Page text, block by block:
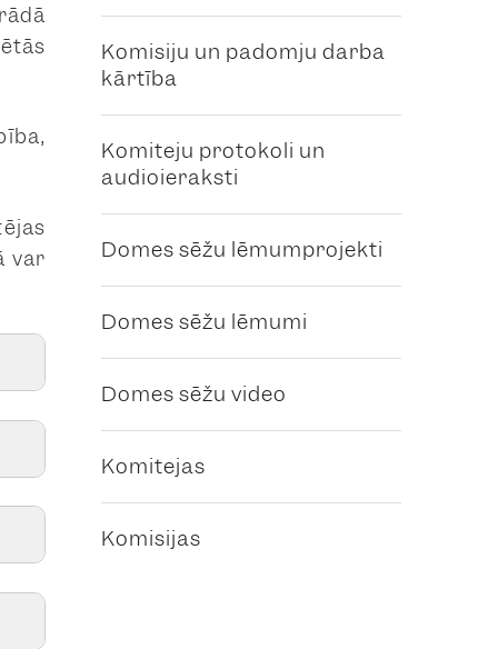
var
Komisiju un padomju darba
kārtība
Komiteju protokoli un
audioieraksti
Domes sēžu lēmumprojekti
Domes sēžu lēmumi
Domes sēžu video
Komitejas
Komisijas